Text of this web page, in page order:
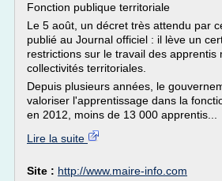
Fonction publique territoriale
Le 5 août, un décret très attendu par
publié au Journal officiel : il lève un
restrictions sur le travail des apprentis
collectivités territoriales.
Depuis plusieurs années, le
valoriser l'apprentissage dans la
en 2012, moins de 13 000 apprentis...
Lire la suite
Site : http://www.maire-info.com